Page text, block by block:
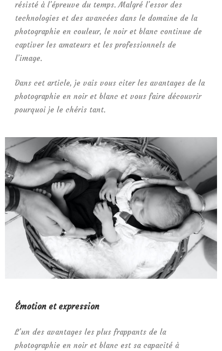
résisté à l’épreuve du temps. Malgré l’essor des
technologies et des avancées dans le domaine de la
photographie en couleur, le noir et blanc continue de
captiver les amateurs et les professionnels de
l’image.
Dans cet article, je vais vous citer les avantages de la
photographie en noir et blanc et vous faire découvrir
pourquoi je le chéris tant.
Émotion et expression
L’un des avantages les plus frappants de la
photographie en noir et blanc est sa capacité à